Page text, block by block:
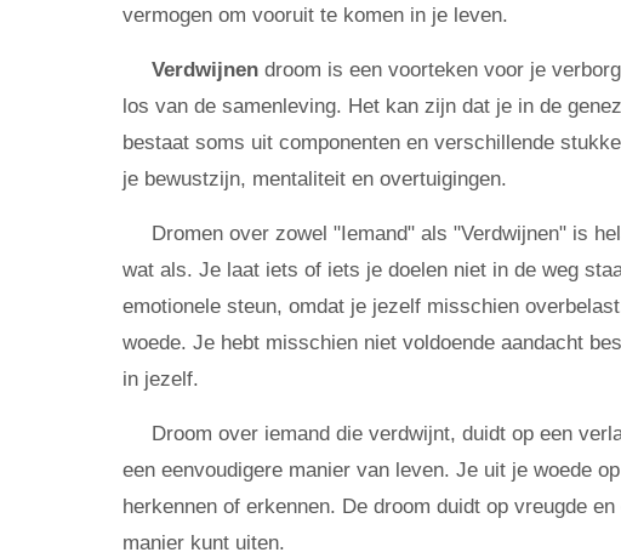
vermogen om vooruit te komen in je leven.
Verdwijnendroom is een voorteken voor je
los van de samenleving. Het kan zijn dat je in de
bestaat soms uit componenten en verschillende
je bewustzijn, mentaliteit en overtuigingen.
Dromen over zowel "Iemand" als "Verdwijnen" is
wat als. Je laat iets of iets je doelen niet in de weg
emotionele steun, omdat je jezelf misschien
woede. Je hebt misschien niet voldoende aandacht
in jezelf.
Droom over iemand die verdwijnt, duidt op een
een eenvoudigere manier van leven. Je uit je woede
herkennen of erkennen. De droom duidt op vreugde
manier kunt uiten.